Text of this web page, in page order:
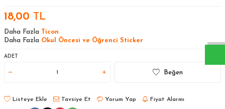
18,00 TL
Daha Fazla
Ticon
Daha Fazla Okul Öncesi ve Öğrenci Sticker
ADET
Beğen
Listeye Ekle Tavsiye Et Yorum Yap Fiyat Alarmı